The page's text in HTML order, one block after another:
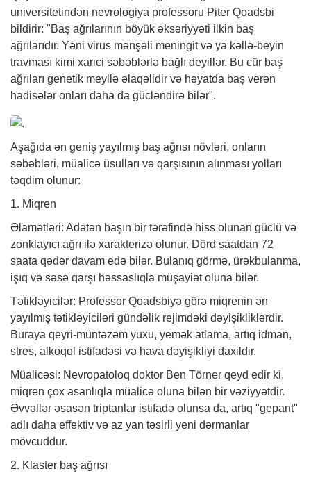
universitetindən nevrologiya professoru Piter Qoadsbi
bildirir: "Baş ağrılarının böyük əksəriyyəti ilkin baş
ağrılarıdır. Yəni virus mənşəli meningit və ya kəllə-beyin
travması kimi xarici səbəblərlə bağlı deyillər. Bu cür baş
ağrıları genetik meyllə əlaqəlidir və həyatda baş verən
hadisələr onları daha da gücləndirə bilər".
Aşağıda ən geniş yayılmış baş ağrısı növləri, onların
səbəbləri, müalicə üsulları və qarşısının alınması yolları
təqdim olunur:
1. Miqren
Əlamətləri: Adətən başın bir tərəfində hiss olunan güclü və
zonklayıcı ağrı ilə xarakterizə olunur. Dörd saatdan 72
saata qədər davam edə bilər. Bulanıq görmə, ürəkbulanma,
işıq və səsə qarşı həssaslıqla müşayiət oluna bilər.
Tətikləyicilər: Professor Qoadsbiyə görə miqrenin ən
yayılmış tətikləyiciləri gündəlik rejimdəki dəyişikliklərdir.
Buraya qeyri-müntəzəm yuxu, yemək atlama, artıq idman,
stres, alkoqol istifadəsi və hava dəyişikliyi daxildir.
Müalicəsi: Nevropatoloq doktor Ben Törner qeyd edir ki,
miqren çox asanlıqla müalicə oluna bilən bir vəziyyətdir.
Əvvəllər əsasən triptanlar istifadə olunsa da, artıq "gepant"
adlı daha effektiv və az yan təsirli yeni dərmanlar
mövcuddur.
2. Klaster baş ağrısı